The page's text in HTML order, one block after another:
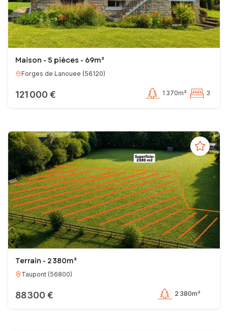
Maison - 5 pièces - 69m²
Forges de Lanouee (56120)
121 000 € 1 370m² 3
Terrain - 2 380m²
Taupont (56800)
88 300 € 2 380m²